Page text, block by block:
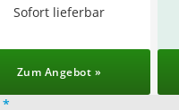
Sofort lieferbar
Zum Angebot »
*